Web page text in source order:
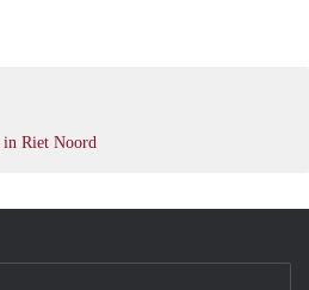
Riet Noord